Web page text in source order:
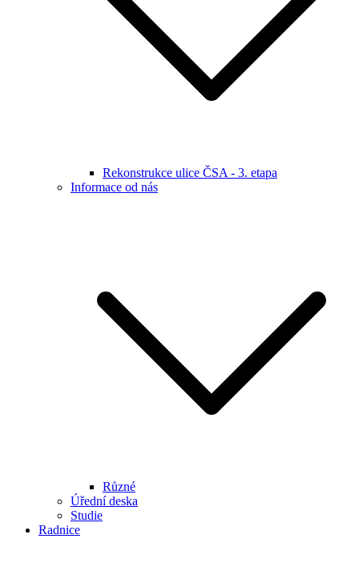
Rekonstrukce ulice ČSA - 3. etapa
Informace od nás
Různé
Úřední deska
Studie
Radnice